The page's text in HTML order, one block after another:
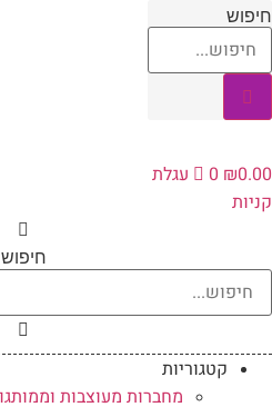
₪
0
עגלת
חיפוש
קטגוריות
מחברות מעוצבות